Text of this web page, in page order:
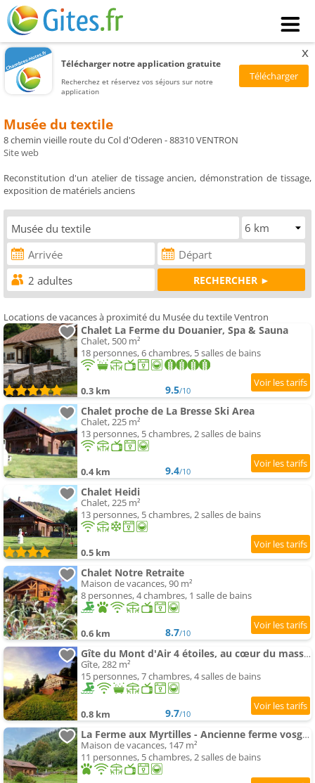
Télécharger notre application gratuite
Recherchez et réservez vos séjours sur notre
application
x
Musée du textile
8 chemin vieille route du Col d'Oderen - 88310 VENTRON
Site web
Reconstitution d'un atelier de tissage ancien, démonstration de tissage,
exposition de matériels anciens
Locations de vacances à proximité du Musée du textile Ventron
Chalet La Ferme du Douanier, Spa & Sauna
Chalet, 500 m²
18 personnes, 6 chambres, 5 salles de bains
0.3 km 9.5/10
Chalet proche de La Bresse Ski Area
Chalet, 225 m²
13 personnes, 5 chambres, 2 salles de bains
0.4 km 9.4/10
Chalet Heidi
Chalet, 225 m²
13 personnes, 5 chambres, 2 salles de bains
0.5 km
Chalet Notre Retraite
Maison de vacances, 90 m²
8 personnes, 4 chambres, 1 salle de bains
0.6 km 8.7/10
Gîte du Mont d'Air 4 étoiles, au cœur du massif vosgien, bain nordique
Gîte, 282 m²
15 personnes, 7 chambres, 4 salles de bains
0.8 km 9.7/10
La Ferme aux Myrtilles - Ancienne ferme vosgienne
Maison de vacances, 147 m²
11 personnes, 5 chambres, 2 salles de bains